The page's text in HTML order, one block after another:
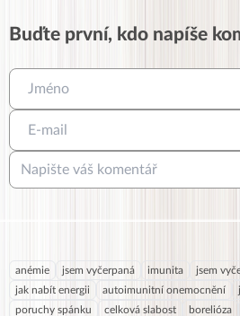
Buďte první, kdo napíše
anémie jsem vyčerpaná imunita jsem
jak nabít energii
autoimunitní onemocnění
poruchy spánku
celková slabost borelióza